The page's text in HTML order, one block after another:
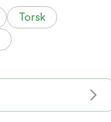
Torsk